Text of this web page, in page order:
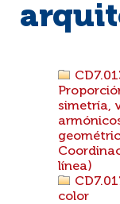
simetría,
línea)
color